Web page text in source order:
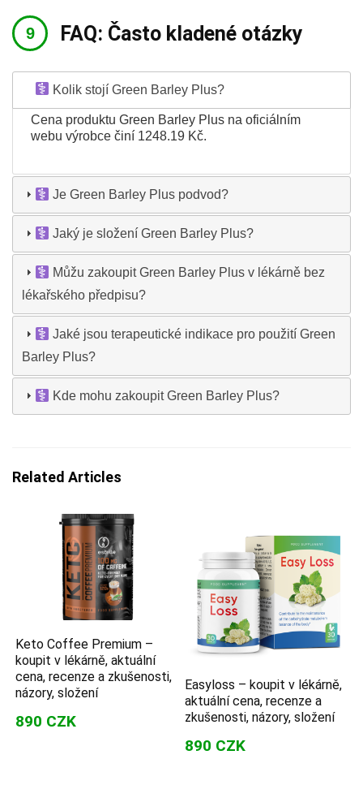
FAQ: Často kladené otázky
Kolik stojí Green Barley Plus?
Cena produktu Green Barley Plus na oficiálním
webu výrobce činí 1248.19 Kč.
Je Green Barley Plus podvod?
Jaký je složení Green Barley Plus?
Můžu zakoupit Green Barley Plus v lékárně bez
lékařského předpisu?
Jaké jsou terapeutické indikace pro použití Green
Barley Plus?
Kde mohu zakoupit Green Barley Plus?
Related Articles
Keto Coffee Premium –
koupit v lékárně, aktuální
cena, recenze a zkušenosti,
názory, složení
890 CZK
Easyloss – koupit v lékárně,
aktuální cena, recenze a
zkušenosti, názory, složení
890 CZK